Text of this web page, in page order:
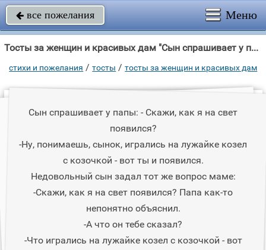
 все пожелания Меню
Тосты за женщин и красивых дам "Сын спрашивает у папы: - Скажи, как я на свет появился?"
стихи и пожелания /тосты /тосты за женщин и красивых дам
Сын спрашивает у папы: - Скажи, как я на свет
появился?
-Ну, понимаешь, сынок, игрались на лужайке козел
с козочкой - вот ты и появился.
Недовольный сын задал тот же вопрос маме:
-Скажи, как я на свет появился? Папа как-то
непонятно объяснил.
-А что он тебе сказал?
-Что игрались на лужайке козел с козочкой - вот